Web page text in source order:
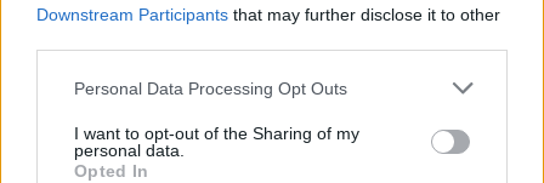
Downstream Participants that may further disclose it to other
Please note that this website/app uses one or more Google
not limited to your visit or usage behaviour. You may click to
grant or deny consent to Google and its third-party tags to
Personal Data Processing Opt Outs
I want to opt-out of the Sharing of my
personal data.
Opted In